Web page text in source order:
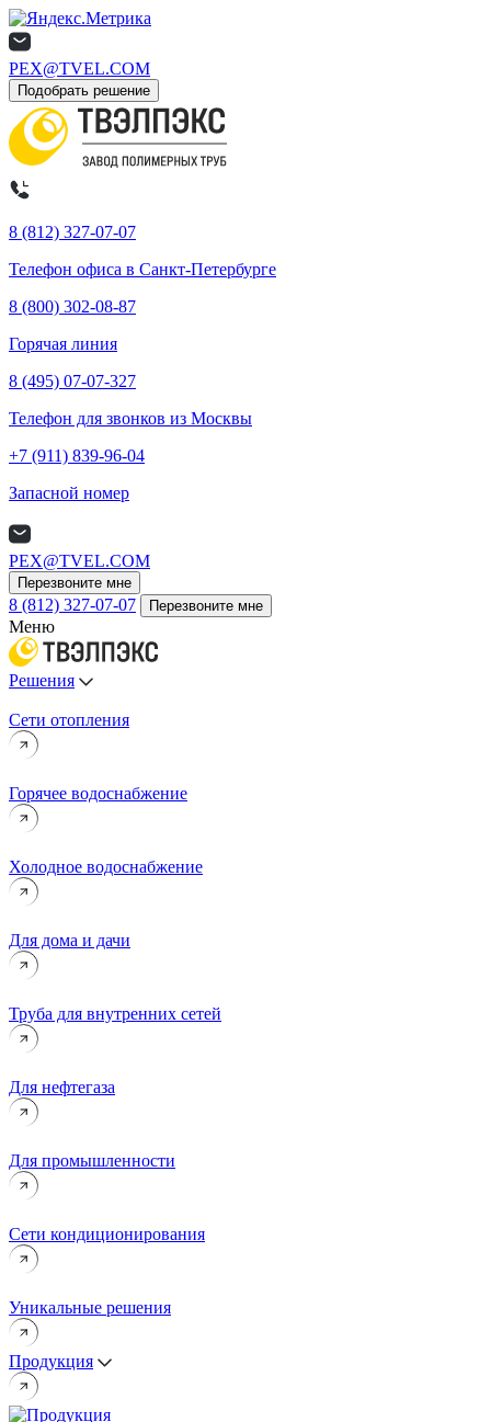
PEX@TVEL.COM
Подобрать решение
8 (812) 327-07-07
Телефон офиса в Санкт-Петербурге
8 (800) 302-08-87
Горячая линия
8 (495) 07-07-327
Телефон для звонков из Москвы
+7 (911) 839-96-04
Запасной номер
PEX@TVEL.COM
Перезвоните мне
8 (812) 327-07-07 Перезвоните мне
Меню
Решения
Сети отопления
Горячее водоснабжение
Холодное водоснабжение
Для дома и дачи
Труба для внутренних сетей
Для нефтегаза
Для промышленности
Сети кондиционирования
Уникальные решения
Продукция